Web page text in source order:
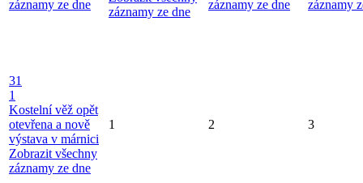
záznamy ze dne
záznamy ze dne
záznamy ze dne
záznamy
31
1
Kostelní věž opět
otevřena a nově
výstava v márnici
Zobrazit všechny
záznamy ze dne
1 2 3